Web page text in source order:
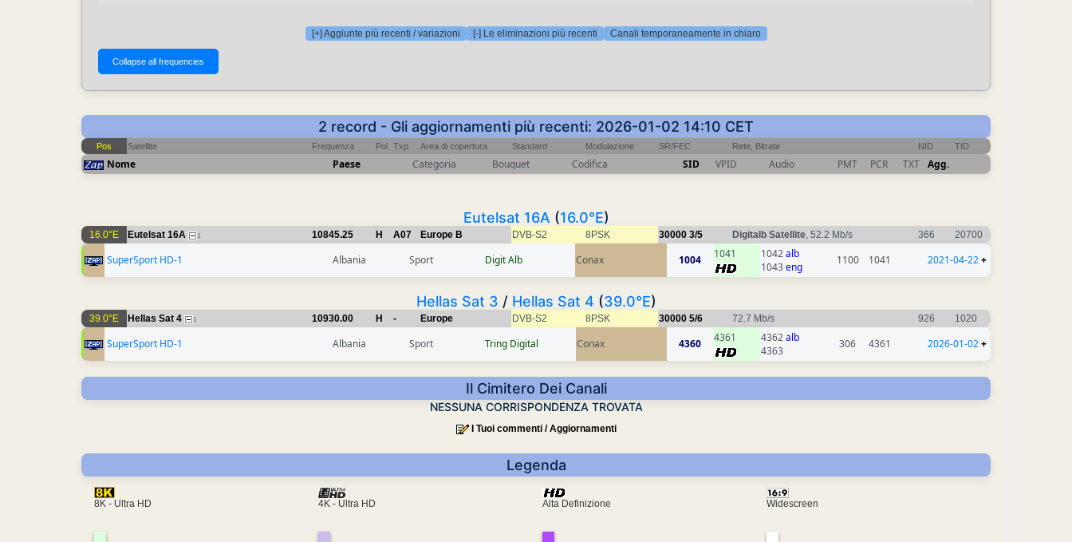
[+] Aggiunte più recenti / variazioni [-] Le eliminazioni più recenti Canali temporaneamente in chiaro
2 record - Gli aggiornamenti più recenti: 2026-01-02 14:10 CET
Pos Satellite Frequenza Pol Txp Area di copertura Standard Modulazione SR/FEC Rete, Bitrate NID TID
Nome Paese Categoria Bouquet Codifica SID VPID Audio PMT PCR TXT Agg.
Eutelsat 16A (16.0°E)
16.0°E Eutelsat 16A 1 10845.25 H A07 Europe B DVB-S2 8PSK 30000 3/5 Digitalb Satellite, 52.2 Mb/s 366 20700
SuperSport HD-1 Albania Sport Digit Alb Conax 1004 1041 1042alb
1043eng
1100 1041 2021-04-22+
Hellas Sat 3 / Hellas Sat 4 (39.0°E)
39.0°E Hellas Sat 4 1 10930.00 H - Europe DVB-S2 8PSK 30000 5/6 72.7 Mb/s 926 1020
SuperSport HD-1 Albania Sport Tring Digital Conax 4360 4361 4362alb
4363
306 4361 2026-01-02+
Il Cimitero Dei Canali
NESSUNA CORRISPONDENZA TROVATA
I Tuoi commenti / Aggiornamenti
Legenda
8K - Ultra HD 4K - Ultra HD Alta Definizione Widescreen